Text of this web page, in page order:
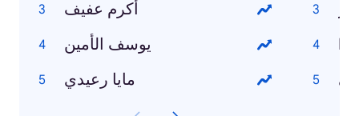
أكرم عفيف
يوسف الأمين
مايا رعيدي